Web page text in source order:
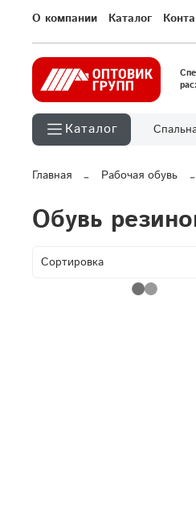
О компании Каталог
Каталог
Главная Рабочая обувь
Обувь